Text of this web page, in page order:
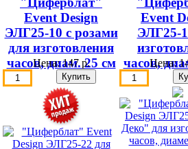
Event Design
ЭЛГ25-10 с розами
для изготовления
часов, диам. 25 см
Цена:147 р.
Event
ЭЛГ25-
часов,Цена: